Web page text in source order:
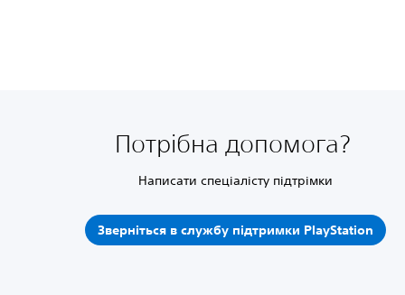
Потрібна допомога?
Написати спеціалісту підтрімки
Зверніться в службу підтримки PlayStation